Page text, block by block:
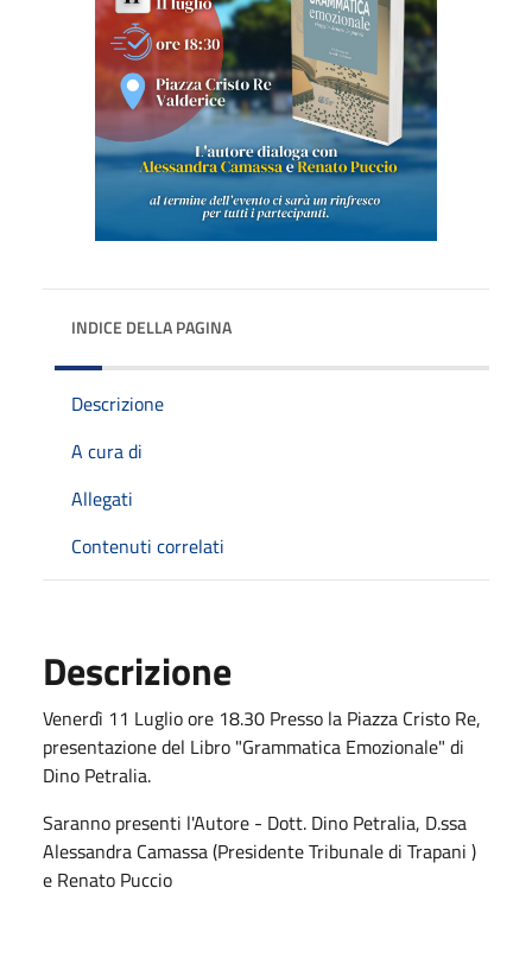
INDICE DELLA PAGINA
Descrizione
A cura di
Allegati
Contenuti correlati
Descrizione
Venerdì 11 Luglio ore 18.30 Presso la Piazza Cristo Re,
presentazione del Libro "Grammatica Emozionale" di
Dino Petralia.
Saranno presenti l'Autore - Dott. Dino Petralia, D.ssa
Alessandra Camassa (Presidente Tribunale di Trapani )
e Renato Puccio